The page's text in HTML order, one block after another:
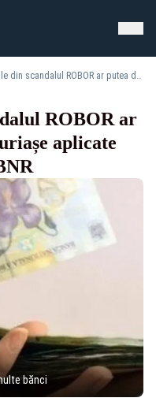
Despăgubirile din scandalul ROBOR ar putea depăși amenzile uriașe aplicate băncilor. Avertisment BNR
ROBOR ar
aplicate
bănci